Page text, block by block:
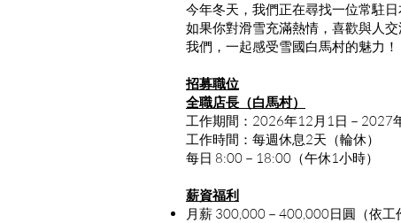
今年冬天，我們正在尋找一位常駐
如果你對滑雪充滿熱情，喜歡與人
我們，一起感受雪國白馬村的魅力！
招募職位
全職店長（白馬村）
工作期間：2026年12月1日－2027
工作時間：每週休息2天（輪休）
每日 8:00－18:00（午休1小時）
薪資福利
月薪 300,000－400,000日圓（依工